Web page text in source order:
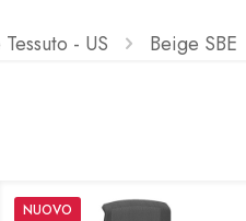
- US Beige SBE
NUOVO